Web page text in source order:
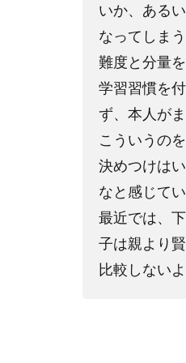
いか、ある
なってしまう
難度と分量
学習習慣を
ず、本人が
こういうの
決めつけは
なと感じてい
最近では、
子は親より
比較しない